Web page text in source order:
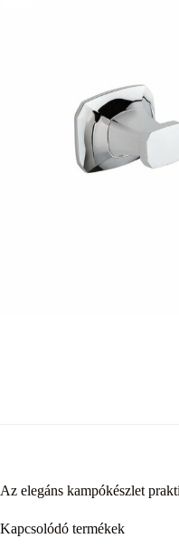
Az elegáns kampókészlet
Kapcsolódó termékek